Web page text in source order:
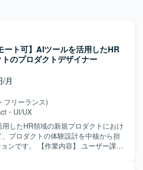
ート可】AIツールを活用したHR
のプロダクトデザイナー
/月
フリーランス)
・ UI/UX
用したHR領域の新規プロダクトにおけ
プロダクトの体験設計を中核から担
内容】 ユーザー課